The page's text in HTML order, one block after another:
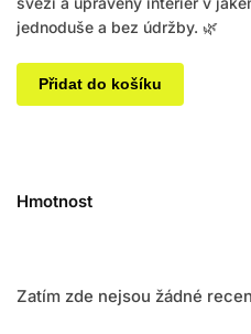
jednoduše a bez údržby. 🌿
Přidat do košíku
Hmotnost
Zatím zde nejsou žádné